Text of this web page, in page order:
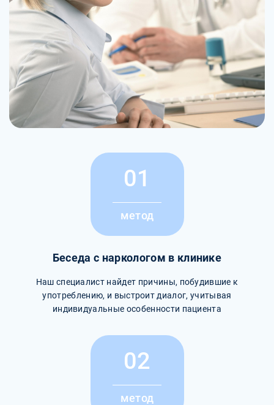
01
метод
Беседа с наркологом в клинике
Наш специалист найдет причины, побудившие к
употреблению, и выстроит диалог, учитывая
индивидуальные особенности пациента
02
метод